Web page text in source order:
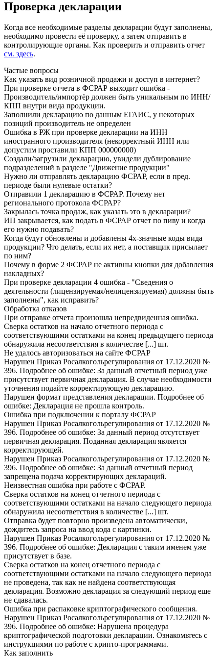
Проверка декларации
Когда все необходимые разделы декларации будут заполнены,
необходимо провести её проверку, а затем отправить в
контролирующие органы. Как проверить и отправить отчет
см. здесь.
Частые вопросы
Как указать вид розничной продажи и доступ в интернет?
При проверке отчета в ФСРАР выходит ошибка -
Производитель/импортёр должен быть уникальным по ИНН/
КПП внутри вида продукции.
Заполнили декларацию по данным ЕГАИС, у некоторых
позиций производитель не определен
Ошибка в РЖ при проверке декларации на ИНН
иностранного производителя (некорректный ИНН или
допустим проставили КПП 000000000)
Создали/загрузили декларацию, увидели дублирование
подразделений в разделе "Движение продукции"
Нужно ли отправлять декларацию ФСРАР, если в пред.
периоде были нулевые остатки?
Отправили 1 декларацию в ФСРАР. Почему нет
регионального протокола ФСРАР?
Закрылась точка продаж, как указать это в декларации?
ИП закрывается, как подать в ФСРАР отчет по пиву и когда
его нужно подавать?
Когда будут обновлены и добавлены 4х-значные коды вида
продукции? Что делать, если их нет, а поставщик присылает
по ним?
Почему в форме 2 ФСРАР не активны кнопки для добавления
накладных?
При проверке декларации 4 ошибка - "Сведения о
деятельности (лицензируемая/нелицензируемая) должны быть
заполнены", как исправить?
Обработка отказов
При отправке отчета произошла непредвиденная ошибка.
Сверка остатков на начало отчетного периода с
соответствующими остатками на конец предыдущего периода
обнаружила несоответствия в количестве [...] шт.
Не удалось авторизоваться на сайте ФСРАР
Нарушен Приказ Росалкогольрегулирования от 17.12.2020 №
396. Подробнее об ошибке: За данный отчетный период уже
присутствует первичная декларация. В случае необходимости
уточнения подайте корректирующую декларацию.
Нарушен формат представления декларации. Подробнее об
ошибке: Декларация не прошла контроль.
Ошибка при подключении к порталу ФСРАР
Нарушен Приказ Росалкогольрегулирования от 17.12.2020 №
396. Подробнее об ошибке: За данный период отсутствует
первичная декларация. Поданная декларация является
корректирующей.
Нарушен Приказ Росалкогольрегулирования от 17.12.2020 №
396. Подробнее об ошибке: За данный отчетный период
запрещена подача корректирующих деклараций.
Неизвестная ошибка при работе с ФСРАР.
Сверка остатков на конец отчетного периода с
соответствующими остатками на начало следующего периода
обнаружила несоответствия в количестве [...] шт.
Отправка будет повторно произведена автоматически,
дождитесь запроса на ввод кода с картинки.
Нарушен Приказ Росалкогольрегулирования от 17.12.2020 №
396. Подробнее об ошибке: Декларация с таким именем уже
присутствует в базе.
Сверка остатков на конец отчетного периода с
соответствующими остатками на начало следующего периода
не проведена, так как не найдена соответствующая
декларация. Возможно декларация за следующий период еще
не сдавалась.
Ошибка при распаковке криптографического сообщения.
Нарушен Приказ Росалкогольрегулирования от 17.12.2020 №
396. Подробнее об ошибке: Нарушена процедура
криптографической подготовки декларации. Ознакомьтесь с
инструкциями по работе с крипто-программами.
Как заполнить